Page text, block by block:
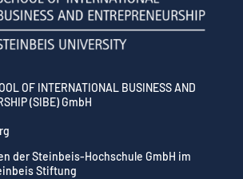
OF INTERNATIONAL BUSINESS AND
(SIBE) GmbH
der Steinbeis-Hochschule GmbH im
Stiftung